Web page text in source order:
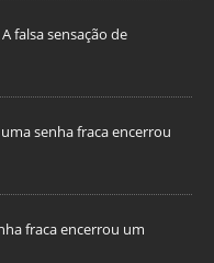
A falsa sensação de
senha fraca encerrou
fraca encerrou um